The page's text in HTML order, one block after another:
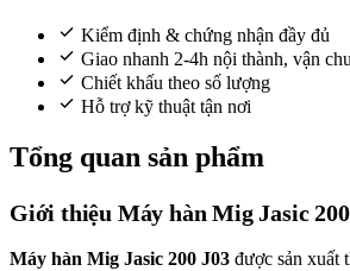
Kiểm định & chứng nhận đầy đủ
Giao nhanh 2-4h nội thành, vận
Chiết khấu theo số lượng
Hỗ trợ kỹ thuật tận nơi
Tổng quan sản phẩm
Giới thiệu Máy hàn Mig Jasic
Máy hàn Mig Jasic 200 J03 được sản xuất